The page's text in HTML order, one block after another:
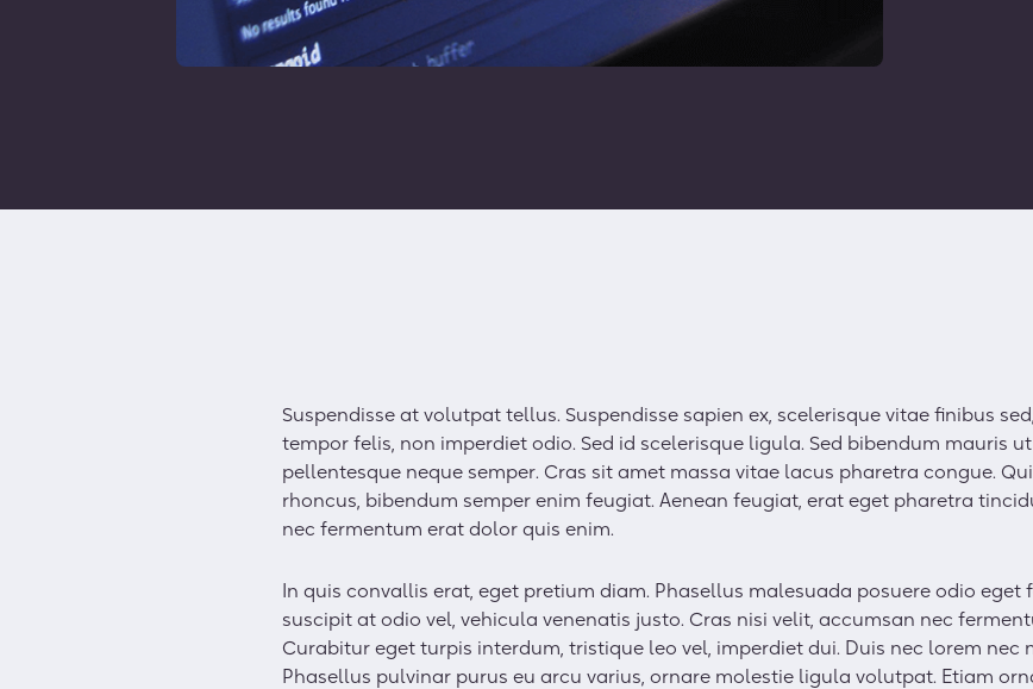
Suspendisse at volutpat tellus. Suspendisse sapien ex, scelerisque vitae finibus
tempor felis, non imperdiet odio. Sed id scelerisque ligula. Sed bibendum mauris
pellentesque neque semper. Cras sit amet massa vitae lacus pharetra congue.
rhoncus, bibendum semper enim feugiat. Aenean feugiat, erat eget pharetra
nec fermentum erat dolor quis enim.
In quis convallis erat, eget pretium diam. Phasellus malesuada posuere odio eget
suscipit at odio vel, vehicula venenatis justo. Cras nisi velit, accumsan nec
Curabitur eget turpis interdum, tristique leo vel, imperdiet dui. Duis nec lorem nec
Phasellus pulvinar purus eu arcu varius, ornare molestie ligula volutpat. Etiam